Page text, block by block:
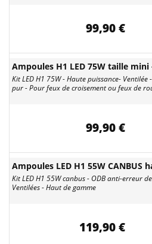
99,90 €
Ampoules H1 LED 75W taille mini
Kit LED H1 75W - Haute puissance-
pur - Pour feux de croisement ou feux de
99,90 €
Ampoules LED H1 55W CANBUS
Kit LED H1 55W canbus - ODB anti-erreur
Ventilées - Haut de gamme
119,90 €